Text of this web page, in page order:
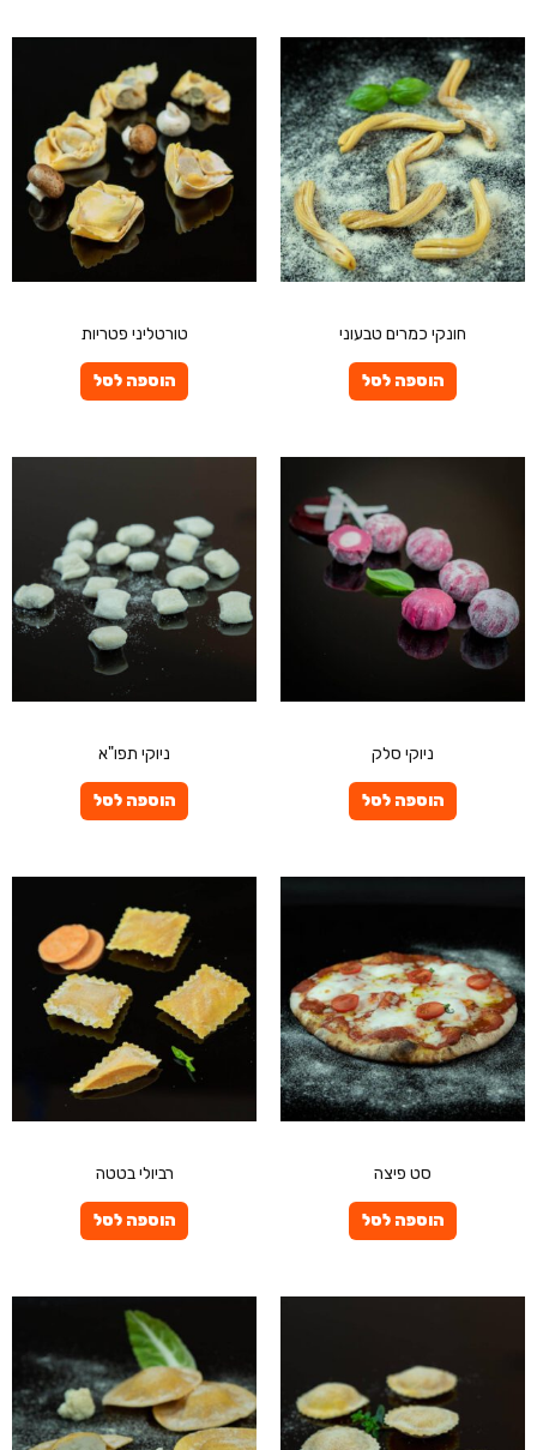
חונקי כמרים טבעוני
הוספה לסל
טורטליני פטריות
הוספה לסל
ניוקי סלק
הוספה לסל
ניוקי תפו"א
הוספה לסל
סט פיצה
הוספה לסל
רביולי בטטה
הוספה לסל